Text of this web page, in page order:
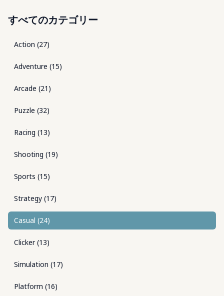
すべてのカテゴリー
Action (27)
Adventure (15)
Arcade (21 )
Puzzle (32)
Racing (13)
Shooting (19)
Sports (15)
Strategy (17)
Casual (24)
Clicker(13)
Simulation (17)
Platform (16)